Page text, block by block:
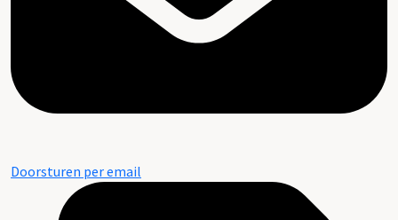
Doorsturen per email